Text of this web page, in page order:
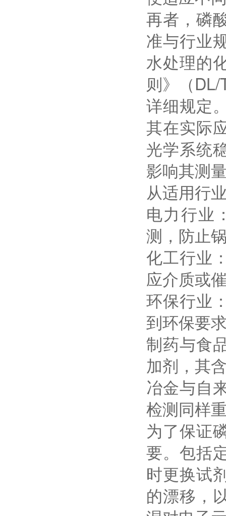
再者，磷
准与行业
水处理的
则》（
详细规定
其在实际
光学系统
影响其测
从适用行
电力行业
测，防止
化工行业
应介质或
环保行业
到环保要
制药与食
加剂，其
冶金与自
检测同样
为了保证
要。包括
时更换试
的漂移，